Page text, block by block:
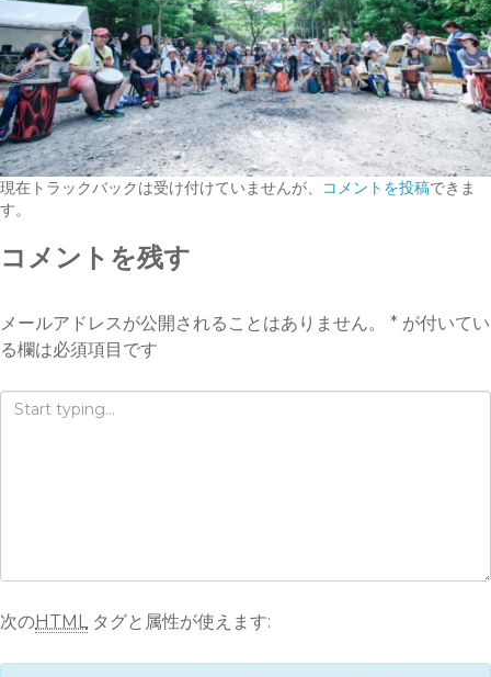
現在トラックバックは受け付けていませんが、 コメントを投稿できま
す。
コメントを残す
メールアドレスが公開されることはありません。 * が付いてい
る欄は必須項目です
次のHTMLタグと属性が使えます: